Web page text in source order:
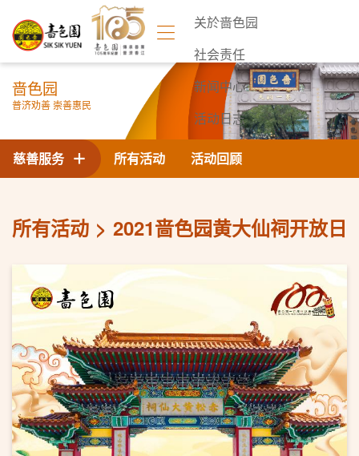
关於啬色园
社会责任
新闻中心
活动日志
联络我们
啬色园
普济劝善 崇善惠民
所有活动 活动回顾
慈善服务
所有活动 2021啬色园黄大仙祠开放日